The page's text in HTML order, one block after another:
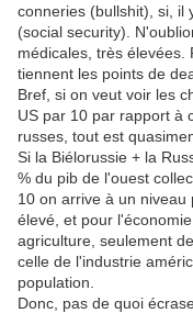
conneries (bullshit), si, il
(social security).
médicales, très élevées.
tiennent les points de
Bref, si on veut voir les
US par 10 par rapport à
russes, tout est
Si la Biélorussie + la
% du pib de l'ouest
10 on arrive à un
élevé, et pour
agriculture, seulement
celle de l'industrie
population.
Donc, pas de quoi